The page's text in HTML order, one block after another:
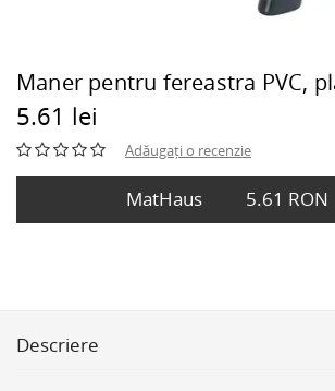
Maner pentru fereastra PVC,
5.61 lei
Adăugați o recenzie
MatHaus 5.61 RON
Descriere